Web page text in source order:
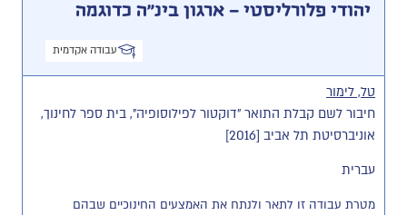
יהודי פלורליסטי – ארגון בינ"ה כדוגמה
עבודה אקדמית
טל, לימור
חיבור לשם קבלת התואר "דוקטור לפילוסופיה", בית ספר לחינוך,
אוניברסיטת תל אביב [2016]
עברית